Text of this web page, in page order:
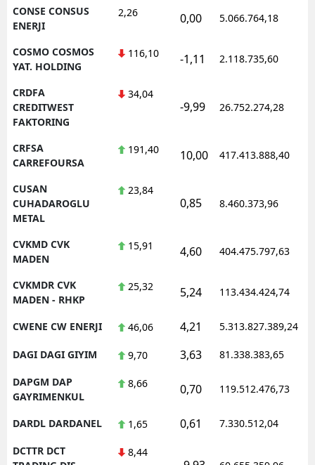
CONSE CONSUS
ENERJI
2,26 0,00 5.066.764,18
COSMO COSMOS
YAT. HOLDING
116,10 -1,11 2.118.735,60
CRDFA
CREDITWEST
FAKTORING
34,04
-9,99 26.752.274,28
CRFSA
CARREFOURSA
191,40 10,00 417.413.888,40
CUSAN
CUHADAROGLU
METAL
23,84
0,85 8.460.373,96
CVKMD CVK
MADEN
15,91 4,60 404.475.797,63
CVKMDR CVK
MADEN - RHKP
25,32 5,24 113.434.424,74
CWENE CW ENERJI 46,06 4,21 5.313.827.389,24
DAGI DAGI GIYIM 9,70 3,63 81.338.383,65
DAPGM DAP
GAYRIMENKUL
8,66 0,70 119.512.476,73
DARDL DARDANEL 1,65 0,61 7.330.512,04
DCTTR DCT
8,44